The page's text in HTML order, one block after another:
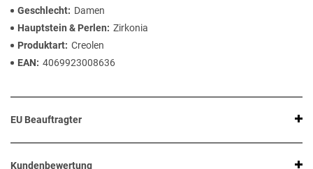
Geschlecht
Damen
Hauptstein & Perlen
Zirkonia
Produktart Creolen
EAN
4069923008636
EU Beauftragter
Kundenbewertung